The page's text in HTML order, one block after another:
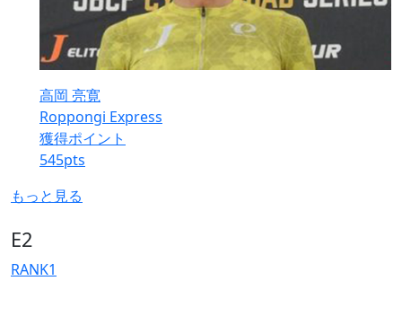
高岡 亮寛
Roppongi Express
獲得ポイント
545pts
もっと見る
E2
RANK1